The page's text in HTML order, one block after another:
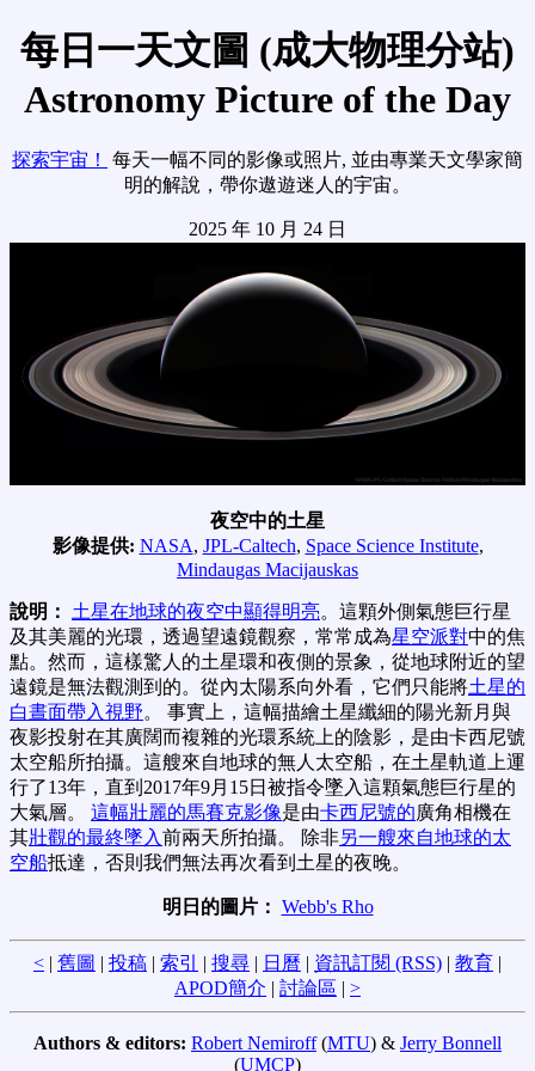
每日一天文圖 (成大物理分站)
Astronomy Picture of the Day
探索宇宙！
每天一幅不同的影像或照片, 並由專業天文學家簡
明的解說，帶你遨遊迷人的宇宙。
2025 年 10 月 24 日
夜空中的土星
影像提供: NASA, JPL-Caltech, Space Science Institute,
Mindaugas Macijauskas
說明： 土星在地球的夜空中顯得明亮。這顆外側氣態巨行星
及其美麗的光環，透過望遠鏡觀察，常常成為星空派對中的焦
點。然而，這樣驚人的土星環和夜側的景象，從地球附近的望
遠鏡是無法觀測到的。從內太陽系向外看，它們只能將土星的
白晝面帶入視野。 事實上，這幅描繪土星纖細的陽光新月與
夜影投射在其廣闊而複雜的光環系統上的陰影，是由卡西尼號
太空船所拍攝。這艘來自地球的無人太空船，在土星軌道上運
行了13年，直到2017年9月15日被指令墜入這顆氣態巨行星的
大氣層。 這幅壯麗的馬賽克影像是由卡西尼號的廣角相機在
其壯觀的最終墜入前兩天所拍攝。 除非另一艘來自地球的太
空船抵達，否則我們無法再次看到土星的夜晚。
明日的圖片： Webb's Rho
< | 舊圖 | 投稿 | 索引 | 搜尋 | 日曆 | 資訊訂閱 (RSS) | 教育 |
APOD簡介 | 討論區 | >
Authors & editors: Robert Nemiroff(MTU) & Jerry Bonnell
(UMCP)